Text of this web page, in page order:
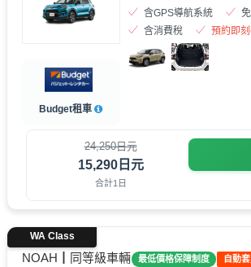
Budget租車
含GPS導航系統
含消費稅
預約即
24,250日元
15,290日元
合計1日
NOAH┃同等級車輛 最低價格保障制度 自動
WA Class